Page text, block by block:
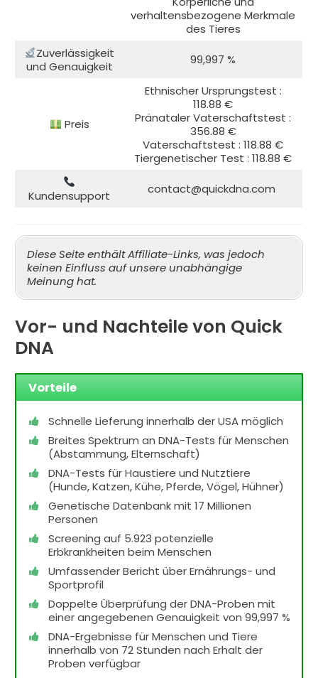
verhaltensbezogene Merkmale
des Tieres
Zuverlässigkeit
und Genauigkeit
99,997 %
Preis
Ethnischer Ursprungstest :
118.88 €
Pränataler Vaterschaftstest :
356.88 €
Vaterschaftstest : 118.88 €
Tiergenetischer Test : 118.88 €
Kundensupport contact@quickdna.com
Diese Seite enthält Affiliate-Links, was jedoch
keinen Einfluss auf unsere unabhängige
Meinung hat.
Vor- und Nachteile von Quick
DNA
Vorteile
Schnelle Lieferung innerhalb der USA möglich
Breites Spektrum an DNA-Tests für Menschen
(Abstammung, Elternschaft)
DNA-Tests für Haustiere und Nutztiere
(Hunde, Katzen, Kühe, Pferde, Vögel, Hühner)
Genetische Datenbank mit 17 Millionen
Personen
Screening auf 5.923 potenzielle
Erbkrankheiten beim Menschen
Umfassender Bericht über Ernährungs- und
Sportprofil
Doppelte Überprüfung der DNA-Proben mit
einer angegebenen Genauigkeit von 99,997 %
DNA-Ergebnisse für Menschen und Tiere
innerhalb von 72 Stunden nach Erhalt der
Proben verfügbar